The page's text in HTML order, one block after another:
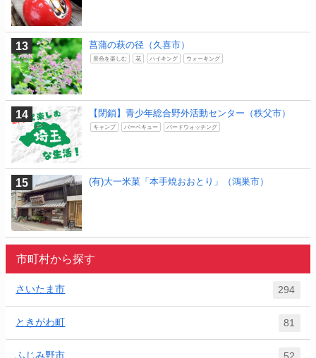
菖蒲の萩の径（久喜市）
景色を楽しむ 花 ハイキング ウォーキング
【閉鎖】青少年総合野外活動センター（秩父市）
キャンプ バーベキュー バードウォッチング
(有)大一米菓「本手焼おおとり」（鴻巣市）
市町村から探す
さいたま市 294
ときがわ町 81
ふじみ野市 52